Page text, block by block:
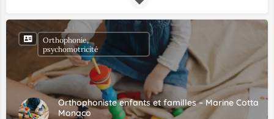
Orthophoniste enfants et familles – Marine Cotta
Monaco
Orthophonie,
psychomotricité